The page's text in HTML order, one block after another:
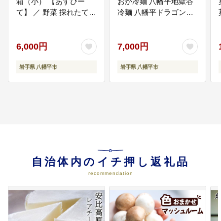
て】 ／ 野菜 採れたて
セット 産直 お取り寄せ
6,000円
岩手県 八幡平市
冷麺 八幡平ドラゴンア
分け
7,000円
岩手県 八幡平市
自治体内のイチ押し返礼品
recommendation